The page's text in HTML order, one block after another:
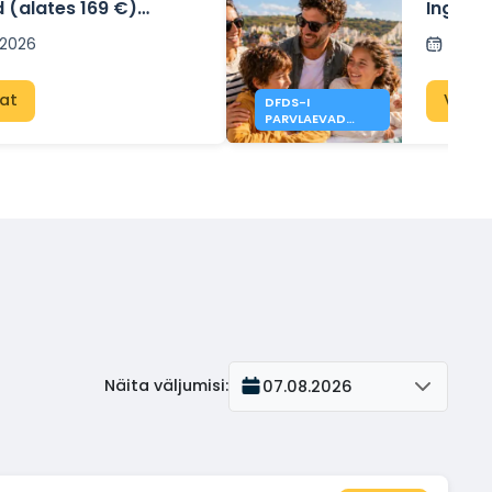
169 €)
– Doverist
DFDS-I
PARVLAEVAD
INGLISMAALE
Näita väljumisi: 07.08.2026